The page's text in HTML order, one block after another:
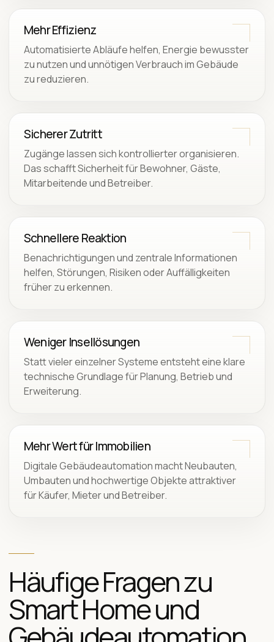
Mehr Effizienz
Automatisierte Abläufe helfen, Energie bewusster
zu nutzen und unnötigen Verbrauch im Gebäude
zu reduzieren.
Sicherer Zutritt
Zugänge lassen sich kontrollierter organisieren.
Das schafft Sicherheit für Bewohner, Gäste,
Mitarbeitende und Betreiber.
Schnellere Reaktion
Benachrichtigungen und zentrale Informationen
helfen, Störungen, Risiken oder Auffälligkeiten
früher zu erkennen.
Weniger Insellösungen
Statt vieler einzelner Systeme entsteht eine klare
technische Grundlage für Planung, Betrieb und
Erweiterung.
Mehr Wert für Immobilien
Digitale Gebäudeautomation macht Neubauten,
Umbauten und hochwertige Objekte attraktiver
für Käufer, Mieter und Betreiber.
Häufige Fragen zu
Smart Home und